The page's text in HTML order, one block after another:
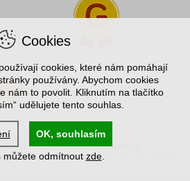
internetový obchod
s.r.o., Komenského 408, 539 01 Hlinsko
Cookies
cookies, které nám pomáhají
používány. Abychom cookies
nám to povolit. Kliknutím na tlačítko
udělujete tento souhlas.
OK, souhlasím
můžete odmítnout zde.